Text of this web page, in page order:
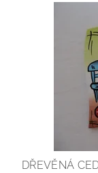
DŘEVĚNÁ